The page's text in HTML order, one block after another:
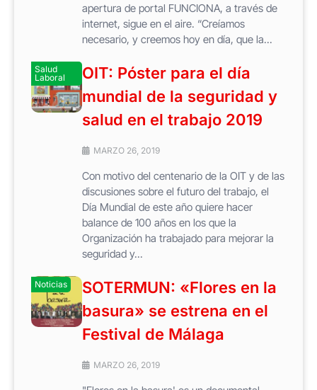
apertura de portal FUNCIONA, a través de
internet, sigue en el aire. “Creíamos
necesario, y creemos hoy en día, que la...
Salud
Laboral
OIT: Póster para el día
mundial de la seguridad y
salud en el trabajo 2019
MARZO 26, 2019
Con motivo del centenario de la OIT y de las
discusiones sobre el futuro del trabajo, el
Día Mundial de este año quiere hacer
balance de 100 años en los que la
Organización ha trabajado para mejorar la
seguridad y...
Noticias
SOTERMUN: «Flores en la
basura» se estrena en el
Festival de Málaga
MARZO 26, 2019